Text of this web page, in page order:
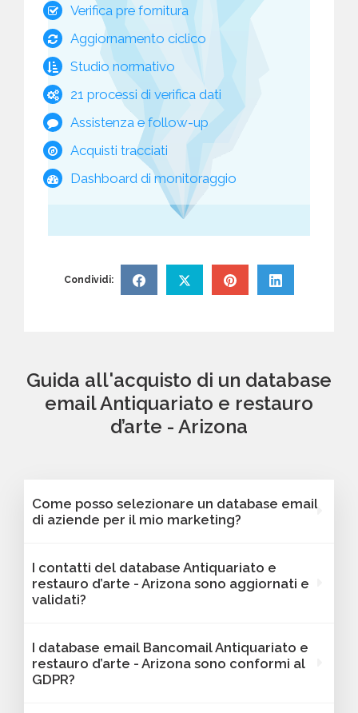
Verifica pre fornitura
Aggiornamento ciclico
Studio normativo
21 processi di verifica dati
Assistenza e follow-up
Acquisti tracciati
Dashboard di monitoraggio
Condividi:
Guida all'acquisto di un database
email Antiquariato e restauro
d’arte - Arizona
Come posso selezionare un database email
di aziende per il mio marketing?
nostra piattaforma Bancomail. Troverai
contatti B2B verificati di aziende attive
filtrabili per area geografica, settore,
dimensione aziendale e altri criteri utili per il
I contatti del database Antiquariato e
restauro d’arte - Arizona sono aggiornati e
validati?
includano email attive e aggiornate. I nostri
database vengono sottoposti a verifiche
I database email Bancomail Antiquariato e
restauro d’arte - Arizona sono conformi al
GDPR?